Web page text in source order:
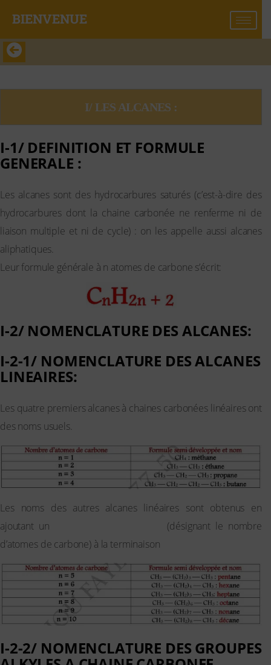
BIENVENUE​
I/ LES ALCANES :
I-1/ DEFINITION ET FORMULE
GENERALE :
Les alcanes sont des hydrocarbures saturés (c’est-à-dire des
hydrocarbures dont la chaine carbonée ne renferme ni de
liaison multiple et ni de cycle) : on les appelle aussi alcanes
aliphatiques.
Leur formule générale à n atomes de carbone s’écrit:
I-2/ NOMENCLATURE DES ALCANES:
I-2-1/ NOMENCLATURE DES ALCANES
LINEAIRES:
Les quatre premiers alcanes à chaines carbonées linéaires ont
des noms usuels.
Les noms des autres alcanes linéaires sont obtenus en
ajoutant un
(désignant le nombre
d’atomes de carbone) à la terminaison
I-2-2/ NOMENCLATURE DES GROUPES